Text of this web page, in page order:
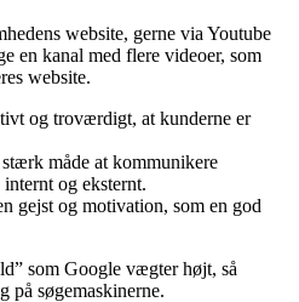
website, gerne via Youtube
en kanal med flere videoer, som
website.
og troværdigt, at kunderne er
stærk måde at kommunikere
og eksternt.
gejst og motivation, som en god
som Google vægter højt, så
på søgemaskinerne.